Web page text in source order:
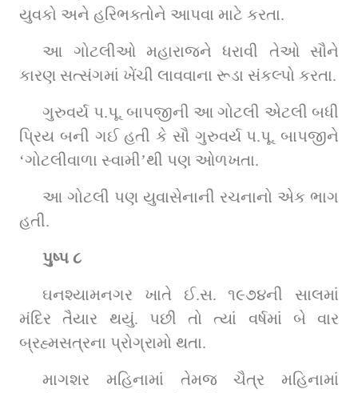
યુવકો અને હરિભક્તોને આપવા માટે કરતા.
આ ગોટલીઓ મહારાજને ધરાવી તેઓ સૌને
કારણ સત્સંગમાં ખેંચી લાવવાના રૂડા સંકલ્પો કરતા.
ગુરુવર્ય પ.પૂ. બાપજીની આ ગોટલી એટલી બધી
પ્રિય બની ગઈ હતી કે સૌ ગુરુવર્ય પ.પૂ. બાપજીને
‘ગોટલીવાળા સ્વામી’થી પણ ઓળખતા.
આ ગોટલી પણ યુવાસેનાની રચનાનો એક ભાગ
હતી.
પુષ્પ ૮
ઘનશ્યામનગર ખાતે ઈ.સ. ૧૯૭૪ની સાલમાં
મંદિર તૈયાર થયું. પછી તો ત્યાં વર્ષમાં બે વાર
બ્રહ્મસત્રના પ્રોગ્રામો થતા.
માગશર મહિનામાં તેમજ ચૈત્ર મહિનામાં